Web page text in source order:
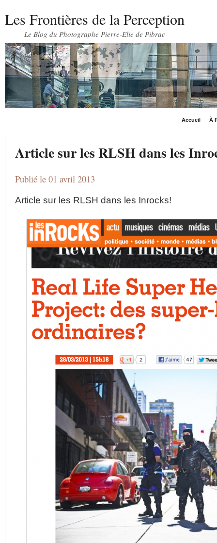
Les Frontières de la Perception
Le Blog du Photographe Pierre-Elie de Pibrac
Accueil À
Article sur les RLSH dans les
Publié le 01 avril 2013
Article sur les RLSH dans les Inrocks!